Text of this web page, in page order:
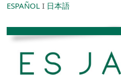
ESPAÑOL I 日本語